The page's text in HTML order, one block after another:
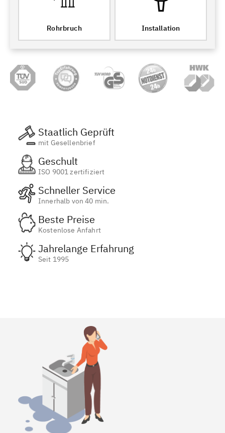
Rohrbruch Installation
Staatlich Geprüft
mit Gesellenbrief
Geschult
ISO 9001 zertifiziert
Schneller Service
Innerhalb von 40 min.
Beste Preise
Kostenlose Anfahrt
Jahrelange Erfahrung
Seit 1995